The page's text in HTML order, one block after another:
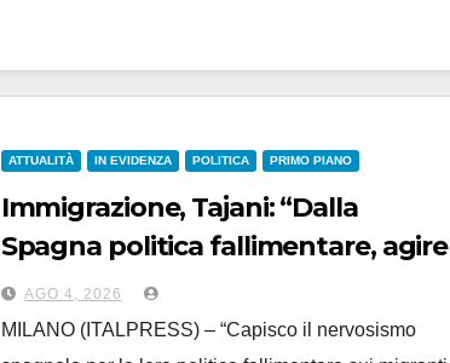
ATTUALITÀ IN EVIDENZA POLITICA PRIMO PIANO
Immigrazione, Tajani: “Dalla
Spagna politica fallimentare, agire
era nostro dovere”
AGO 4, 2026
MILANO (ITALPRESS) – “Capisco il nervosismo